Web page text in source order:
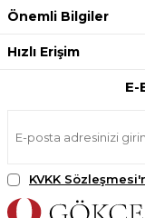
Önemli Bilgiler
Hızlı Erişim
E-
KVKK